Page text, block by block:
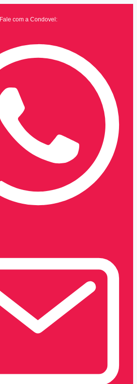
Fale com a Condovel: